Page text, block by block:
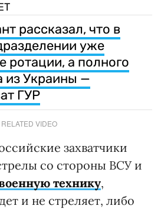
рассказал, что в
уже
ротации, а полного
из Украины —
ГУР
RELATED VIDEO
захватчики
со стороны ВСУ и
технику,
и не стреляет, либо